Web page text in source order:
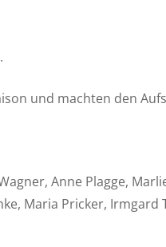
und machten den
Anne Plagge,
Maria Pricker,